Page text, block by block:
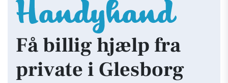
Få billig hjælp fra
private i Glesborg